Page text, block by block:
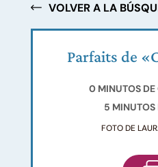
VOLVER A LA
Parfaits de
0 MINUTOS
5 MINUTOS
FOTO DE